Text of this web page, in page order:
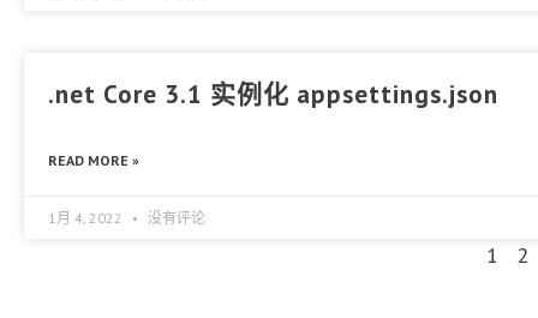
.net Core 3.1 实例化 appsettings.json
READ MORE »
1月 4, 2022 没有评论
1 2